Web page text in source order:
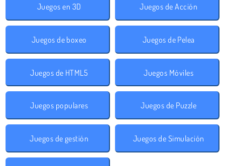
Juegos en 3D Juegos de Acción
Juegos de boxeo Juegos de Pelea
Juegos de HTML5 Juegos Móviles
Juegos populares Juegos de Puzzle
Juegos de gestión Juegos de Simulación